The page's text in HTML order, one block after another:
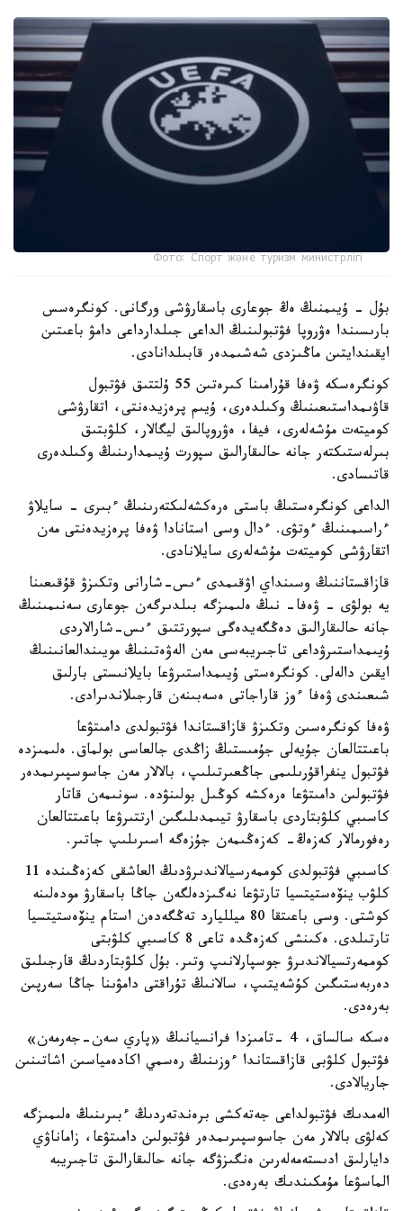
Фото: Спорт және туризм министрлігі
بۇل - ۇيىمنىڭ ەڭ جوعارى باسقارۋشى ورگانى. كونگرەسس
بارىسىندا ەۋروپا فۋتبولىنىڭ الداعى جىلدارداعى دامۋ باعىتىن
ايقىندايتىن ماڭىزدى شەشىمدەر قابىلدانادى.
كونگرەسكە ۋەفا قۇرامىنا كىرەتىن 55 ۇلتتىق فۋتبول
قاۋىمداستىعىنىڭ وكىلدەرى، ۇيىم پرەزيدەنتى، اتقارۋشى
كوميتەت مۇشەلەرى، فيفا، ەۋروپالىق ليگالار، كلۋبتىق
بىرلەستىكتەر جانە حالىقارالىق سپورت ۇيىمدارىنىڭ وكىلدەرى
قاتىسادى.
الداعى كونگرەستىڭ باستى ەرەكشەلىكتەرىنىڭ ءبىرى - سايلاۋ
ءراسىمىنىڭ ءوتۋى. ءدال وسى استانادا ۋەفا پرەزيدەنتى مەن
اتقارۋشى كوميتەت مۇشەلەرى سايلانادى.
قازاقستاننىڭ وسىنداي اۋقىمدى ءىس-شارانى وتكىزۋ قۇقىعىنا
يە بولۋى - ۋەفا- نىڭ ەلىمىزگە بىلدىرگەن جوعارى سەنىمىنىڭ
جانە حالىقارالىق دەڭگەيدەگى سپورتتىق ءىس-شارالاردى
ۇيىمداستىرۋداعى تاجىريبەسى مەن الەۋەتىنىڭ مويىندالعانىنىڭ
ايقىن دالەلى. كونگرەستى ۇيىمداستىرۋعا بايلانىستى بارلىق
شىعىندى ۋەفا ءوز قاراجاتى ەسەبىنەن قارجىلاندىرادى.
ۋەفا كونگرەسىن وتكىزۋ قازاقستاندا فۋتبولدى دامىتۋعا
باعىتتالعان جۇيەلى جۇمىستىڭ زاڭدى جالعاسى بولماق. ەلىمىزدە
فۋتبول ينفراقۇرىلىمى جاڭعىرتىلىپ، بالالار مەن جاسوسپىرىمدەر
فۋتبولىن دامىتۋعا ەرەكشە كوڭىل بولىنۋدە. سونىمەن قاتار
كاسىبي كلۋبتاردى باسقارۋ تيىمدىلىگىن ارتتىرۋعا باعىتتالعان
رەفورمالار كەزەڭ- كەزەڭىمەن جۇزەگە اسىرىلىپ جاتىر.
كاسىبي فۋتبولدى كوممەرسيالاندىرۋدىڭ العاشقى كەزەڭىندە 11
كلۋب ينۆەستيتسيا تارتۋعا نەگىزدەلگەن جاڭا باسقارۋ مودەلىنە
كوشتى. وسى باعىتقا 80 ميلليارد تەڭگەدەن استام ينۆەستيتسيا
تارتىلدى. ەكىنشى كەزەڭدە تاعى 8 كاسىبي كلۋبتى
كوممەرتسيالاندىرۋ جوسپارلانىپ وتىر. بۇل كلۋبتاردىڭ قارجىلىق
دەربەستىگىن كۇشەيتىپ، سالانىڭ تۇراقتى دامۋىنا جاڭا سەرپىن
بەرەدى.
ەسكە سالساق، 4 -تامىزدا فرانسيانىڭ «پاري سەن-جەرمەن»
فۋتبول كلۋبى قازاقستاندا ءوزىنىڭ رەسمي اكادەمياسىن اشاتىنىن
جاريالادى.
الەمدىك فۋتبولداعى جەتەكشى برەندتەردىڭ ءبىرىنىڭ ەلىمىزگە
كەلۋى بالالار مەن جاسوسپىرىمدەر فۋتبولىن دامىتۋعا، زاماناۋي
دايارلىق ادىستەمەلەرىن ەنگىزۋگە جانە حالىقارالىق تاجىريبە
الماسۋعا مۇمكىندىك بەرەدى.